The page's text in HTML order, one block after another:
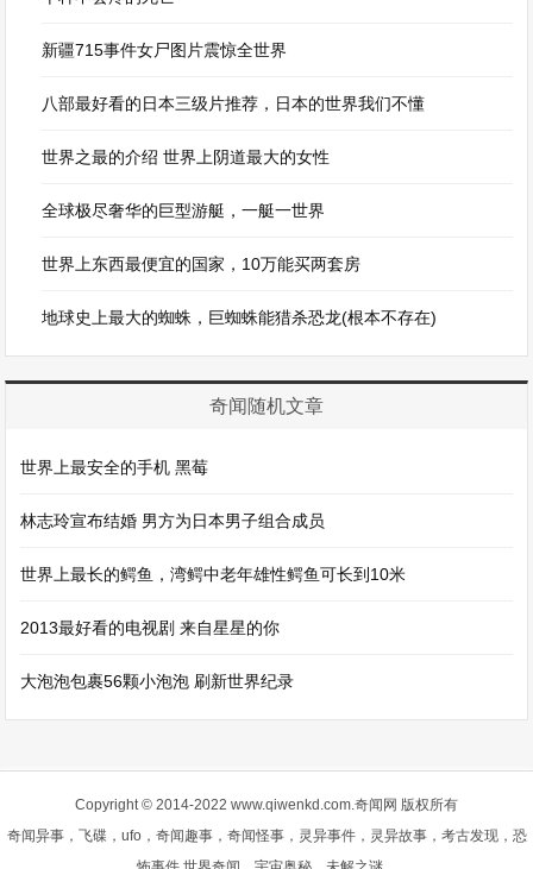
新疆715事件女尸图片震惊全世界
八部最好看的日本三级片推荐，日本的世界我们不懂
世界之最的介绍 世界上阴道最大的女性
全球极尽奢华的巨型游艇，一艇一世界
世界上东西最便宜的国家，10万能买两套房
地球史上最大的蜘蛛，巨蜘蛛能猎杀恐龙(根本不存在)
奇闻随机文章
世界上最安全的手机 黑莓
林志玲宣布结婚 男方为日本男子组合成员
世界上最长的鳄鱼，湾鳄中老年雄性鳄鱼可长到10米
2013最好看的电视剧 来自星星的你
大泡泡包裹56颗小泡泡 刷新世界纪录
Copyright © 2014-2022 www.qiwenkd.com.奇闻网 版权所有
奇闻异事，飞碟，ufo，奇闻趣事，奇闻怪事，灵异事件，灵异故事，考古发现，恐